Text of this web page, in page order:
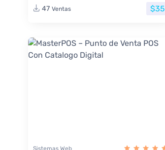
47 Ventas $35
Sistemas Web